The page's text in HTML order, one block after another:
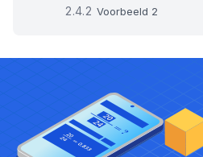
Voorbeeld 2